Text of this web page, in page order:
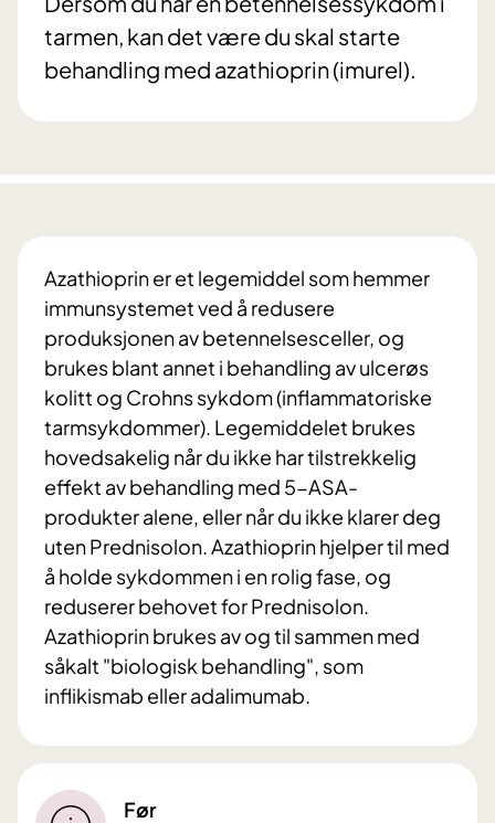
tarmen, kan det være du skal starte
behandling med azathioprin (imurel).
Azathioprin er et legemiddel som hemmer
immunsystemet ved å redusere
produksjonen av betennelsesceller, og
brukes blant annet i behandling av ulcerøs
kolitt og Crohns sykdom (inflammatoriske
tarmsykdommer). Legemiddelet brukes
hovedsakelig når du ikke har tilstrekkelig
effekt av behandling med 5-ASA-
produkter alene, eller når du ikke klarer deg
uten Prednisolon. Azathioprin hjelper til med
å holde sykdommen i en rolig fase, og
reduserer behovet for Prednisolon.
Azathioprin brukes av og til sammen med
såkalt "biologisk behandling", som
inflikismab eller adalimumab.
Før